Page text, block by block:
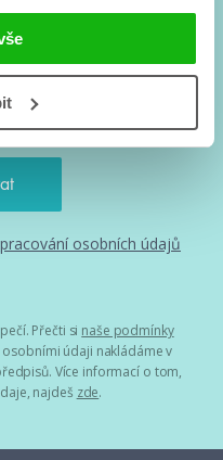
osobních údajů
Přečti si naše podmínky
osobními údaji nakládáme v
Více informací o tom,
najdeš zde.